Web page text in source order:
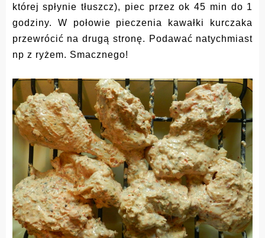
której spłynie tłuszcz), piec przez ok 45 min do 1
godziny. W połowie pieczenia kawałki kurczaka
przewrócić na drugą stronę. Podawać natychmiast
np z ryżem. Smacznego!